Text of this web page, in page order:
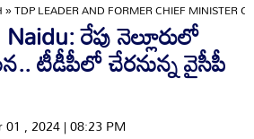
»TDP LEADER AND FORMER CHIEF MINISTER
రేపు నెల్లూరులో
టీడీపీలో చేరనున్న వైసీపీ
, 2024 | 08:23 PM